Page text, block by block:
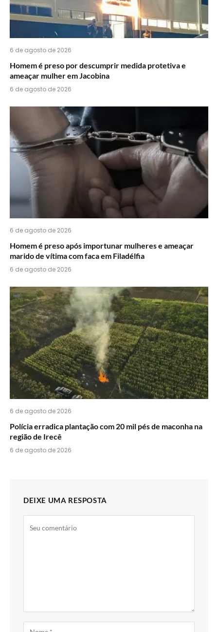
6 de agosto de 2026
Homem é preso por descumprir medida protetiva e
ameaçar mulher em Jacobina
6 de agosto de 2026
6 de agosto de 2026
Homem é preso após importunar mulheres e ameaçar
marido de vítima com faca em Filadélfia
6 de agosto de 2026
6 de agosto de 2026
Polícia erradica plantação com 20 mil pés de maconha na
região de Irecê
6 de agosto de 2026
DEIXE UMA RESPOSTA